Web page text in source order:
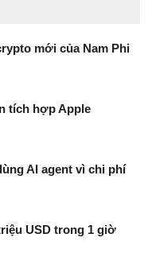
mới của Nam Phi
tích hợp Apple
AI agent vì chi phí
USD trong 1 giờ